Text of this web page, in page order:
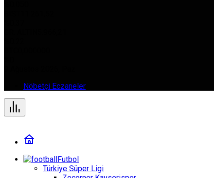
Nöbetçi Eczaneler
Futbol
Türkiye Süper Ligi